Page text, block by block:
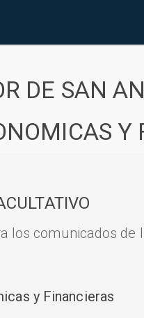
DE SAN
Y
comunicados de
y Financieras